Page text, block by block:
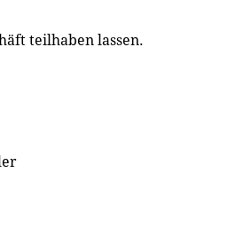
teilhaben lassen.